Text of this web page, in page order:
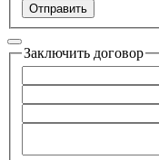
Отправить
Заключить договор